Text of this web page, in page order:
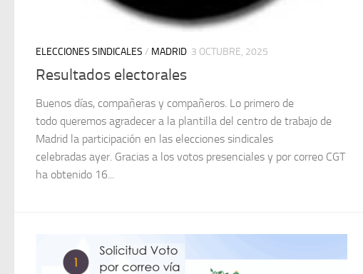
ELECCIONES SINDICALES / MADRID 3 OCTUBRE, 2025
Resultados electorales
Buenos días, compañeras y compañeros. Lo primero de
todo queremos agradecer a la plantilla del centro de trabajo de
Madrid la participación en las elecciones sindicales
celebradas ayer. Gracias a los votos presenciales y por correo CGT
ha obtenido 16...